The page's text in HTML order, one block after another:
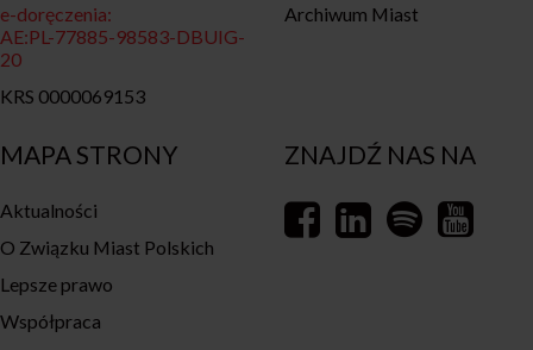
MAPA STRONY
Aktualności
O Związku Miast Polskich
Lepsze prawo
Współpraca
e-doręczenia:
AE:PL-77885-98583-DBUIG-
20
KRS 0000069153
Archiwum Miast
ZNAJDŹ NAS NA